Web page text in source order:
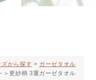
ズから探す
ガーゼタオル
＞更紗柄 3重ガーゼタオル